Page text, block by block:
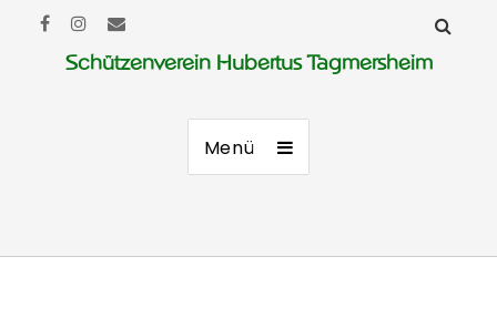
Schützenverein Hubertus Tagmersheim
Menü